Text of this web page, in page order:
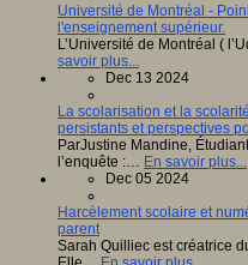
Université de Montréal -
l'enseignement supérieur.
L’Université de Montréal (
savoir plus...
Dec 13 2024
La scolarisation et la
persistants et perspectives
ParJustine Mandine,
l’enquête :… En savoir plus...
Dec 05 2024
Harcèlement scolaire et
parent
Sarah Quilliec est créatrice